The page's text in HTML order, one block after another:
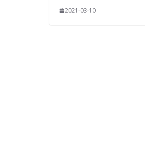
2021-03-10